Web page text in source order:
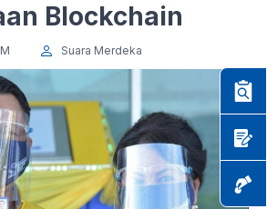
Blockchain
Suara Merdeka